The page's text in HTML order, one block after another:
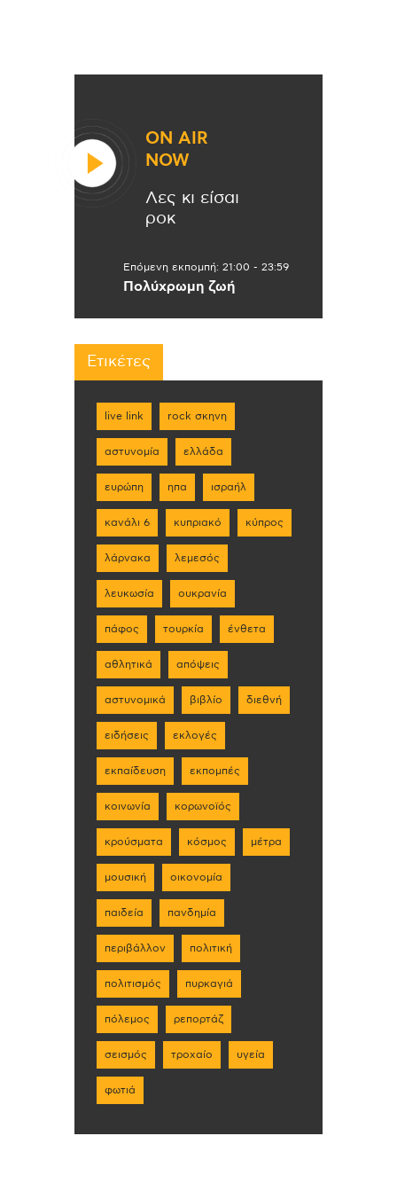
ON AIR
NOW
Λες κι είσαι
ροκ
Επόμενη εκπομπή: 21:00 - 23:59
Πολύχρωμη ζωή
Ετικέτες
live link rock σκηνη
αστυνομία ελλάδα
ευρώπη ηπα ισραήλ
κανάλι 6 κυπριακό κύπρος
λάρνακα λεμεσός
λευκωσία ουκρανία
πάφος τουρκία ένθετα
αθλητικά απόψεις
αστυνομικά βιβλίο διεθνή
ειδήσεις εκλογές
εκπαίδευση εκπομπές
κοινωνία κορωνοϊός
κρούσματα κόσμος μέτρα
μουσική οικονομία
παιδεία πανδημία
περιβάλλον πολιτική
πολιτισμός πυρκαγιά
πόλεμος ρεπορτάζ
σεισμός τροχαίο υγεία
φωτιά